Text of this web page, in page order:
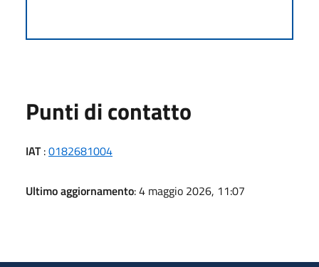
Punti di contatto
IAT:0182681004
Ultimo aggiornamento: 4 maggio 2026, 11:07